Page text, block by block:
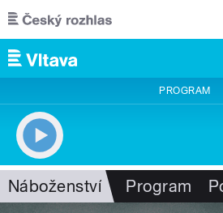
Přejít k hlavnímu obsahu
PROGRAM
Náboženství Program